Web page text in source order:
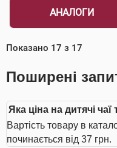
АНАЛОГИ
Показано 17 з 17
Поширені
Яка ціна на дитячі чаї
Вартість товару в
починається від 37 грн.